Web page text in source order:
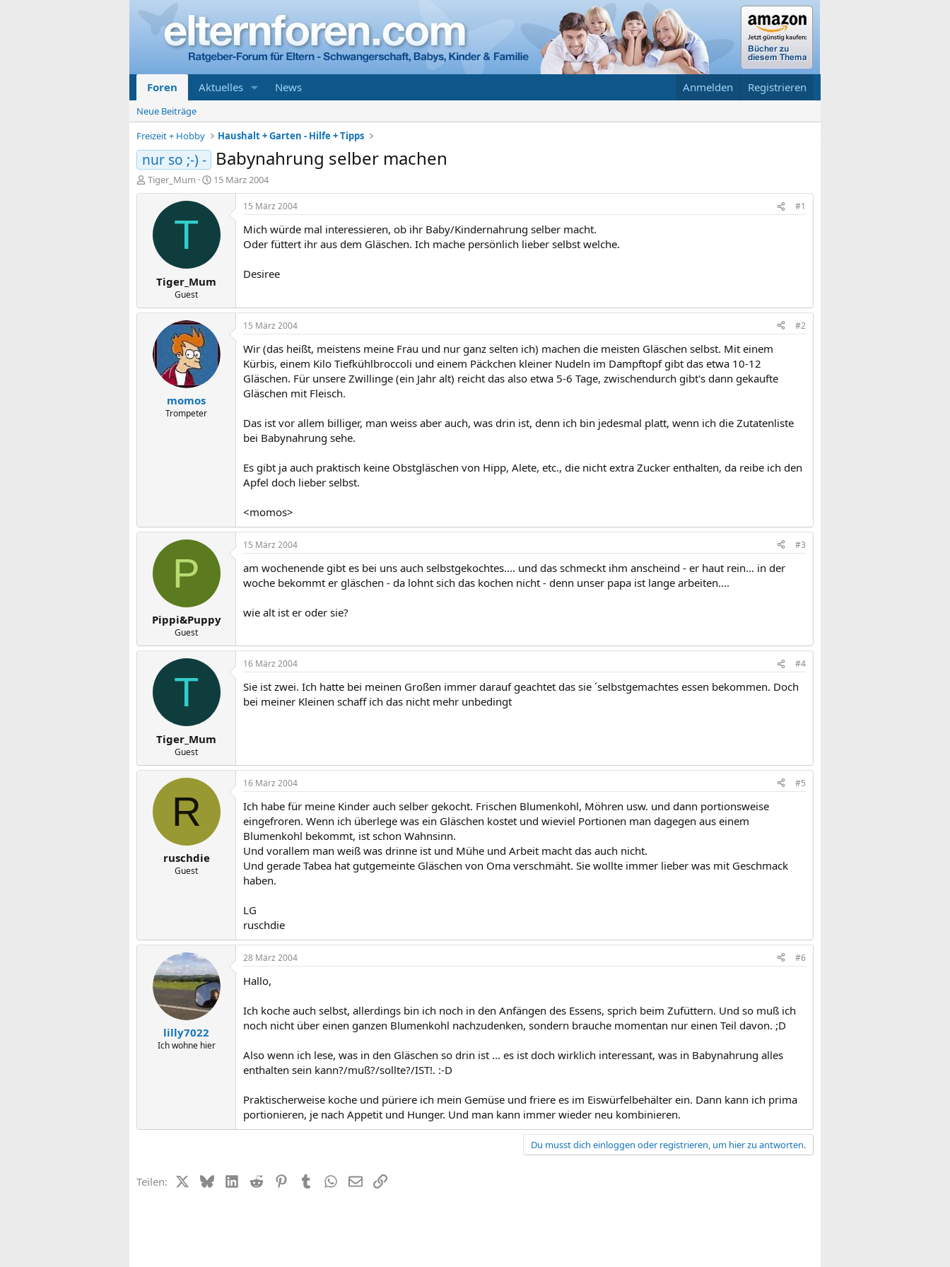
Foren Aktuelles News Anmelden Registrieren
Neue Beiträge
Freizeit + Hobby
Haushalt + Garten - Hilfe + Tipps
nur so ;-) - Babynahrung selber machen
E
r
Tiger_Mum
E
r
t
l
a
15 März 2004
T
Tiger_Mum
Guest
15 März 2004 #1
Mich würde mal interessieren, ob ihr Baby/Kindernahrung selber macht.
Oder füttert ihr aus dem Gläschen. Ich mache persönlich lieber selbst welche.
Desiree
momos
Trompeter
15 März 2004 #2
Wir (das heißt, meistens meine Frau und nur ganz selten ich) machen die meisten Gläschen selbst. Mit einem
Kürbis, einem Kilo Tiefkühlbroccoli und einem Päckchen kleiner Nudeln im Dampftopf gibt das etwa 10-12
Gläschen. Für unsere Zwillinge (ein Jahr alt) reicht das also etwa 5-6 Tage, zwischendurch gibt's dann gekaufte
Gläschen mit Fleisch.
Das ist vor allem billiger, man weiss aber auch, was drin ist, denn ich bin jedesmal platt, wenn ich die Zutatenliste
bei Babynahrung sehe.
Es gibt ja auch praktisch keine Obstgläschen von Hipp, Alete, etc., die nicht extra Zucker enthalten, da reibe ich den
Apfel doch lieber selbst.
<momos>
P
Pippi&Puppy
Guest
15 März 2004 #3
am wochenende gibt es bei uns auch selbstgekochtes.... und das schmeckt ihm anscheind - er haut rein... in der
woche bekommt er gläschen - da lohnt sich das kochen nicht - denn unser papa ist lange arbeiten....
wie alt ist er oder sie?
T
Tiger_Mum
Guest
16 März 2004 #4
Sie ist zwei. Ich hatte bei meinen Großen immer darauf geachtet das sie ´selbstgemachtes essen bekommen. Doch
bei meiner Kleinen schaff ich das nicht mehr unbedingt
R
ruschdie
Guest
16 März 2004 #5
Ich habe für meine Kinder auch selber gekocht. Frischen Blumenkohl, Möhren usw. und dann portionsweise
eingefroren. Wenn ich überlege was ein Gläschen kostet und wieviel Portionen man dagegen aus einem
Blumenkohl bekommt, ist schon Wahnsinn.
Und vorallem man weiß was drinne ist und Mühe und Arbeit macht das auch nicht.
Und gerade Tabea hat gutgemeinte Gläschen von Oma verschmäht. Sie wollte immer lieber was mit Geschmack
haben.
LG
ruschdie
lilly7022
Ich wohne hier
28 März 2004 #6
Hallo,
Ich koche auch selbst, allerdings bin ich noch in den Anfängen des Essens, sprich beim Zufüttern. Und so muß ich
noch nicht über einen ganzen Blumenkohl nachzudenken, sondern brauche momentan nur einen Teil davon. ;D
Also wenn ich lese, was in den Gläschen so drin ist ... es ist doch wirklich interessant, was in Babynahrung alles
enthalten sein kann?/muß?/sollte?/IST!. :-D
Praktischerweise koche und püriere ich mein Gemüse und friere es im Eiswürfelbehälter ein. Dann kann ich prima
portionieren, je nach Appetit und Hunger. Und man kann immer wieder neu kombinieren.
Du musst dich einloggen oder registrieren, um hier zu antworten.
Teilen: X (Twitter)
BlueskyLinkedIn
Reddit PinterestTumblrWhatsApp
E-MailLink